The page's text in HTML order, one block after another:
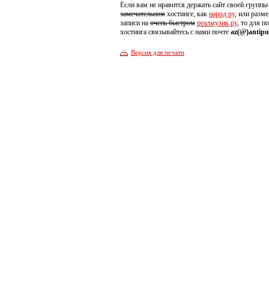
Если вам не нравится держать сайт своей
замечательном хостинге, как народ.ру, или
записи на очень быстром реалмузик.ру, то для
хостинга связывайтесь с нами почте
Версия для печати